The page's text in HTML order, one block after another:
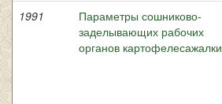
1991
Параметры сошниково-
заделывающих рабочих
органов картофелесажалки